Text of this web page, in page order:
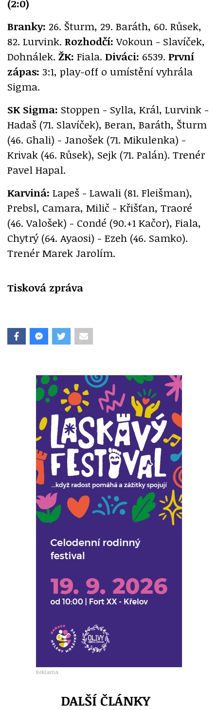
(2:0)
Branky: 26. Šturm, 29. Baráth, 60. Růsek,
82. Lurvink. Rozhodčí: Vokoun - Slavíček,
Dohnálek. ŽK: Fiala. Diváci: 6539. První
zápas: 3:1, play-off o umístění vyhrála
Sigma.
SK Sigma: Stoppen - Sylla, Král, Lurvink -
Hadaš (71. Slavíček), Beran, Baráth, Šturm
(46. Ghali) - Janošek (71. Mikulenka) -
Krivak (46. Růsek), Sejk (71. Palán). Trenér
Pavel Hapal.
Karviná: Lapeš - Lawali (81. Fleišman),
Prebsl, Camara, Milič - Křišťan, Traoré
(46. Valošek) - Condé (90.+1 Kačor), Fiala,
Chytrý (64. Ayaosi) - Ezeh (46. Samko).
Trenér Marek Jarolím.
Tisková zpráva
Reklama
DALŠÍ ČLÁNKY